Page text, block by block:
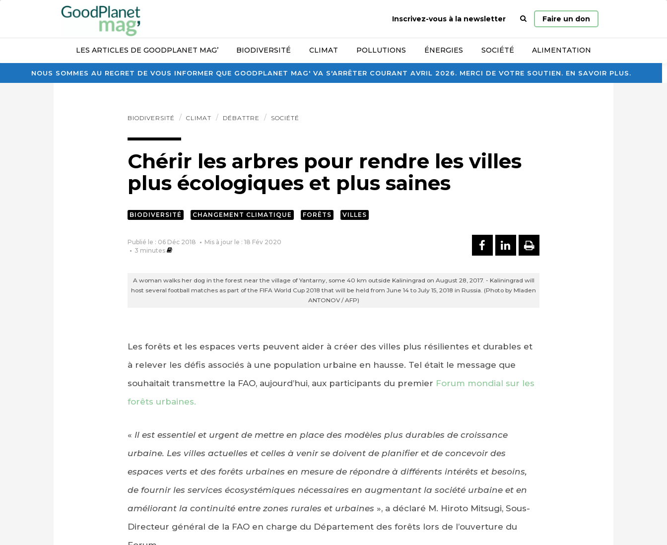
NOUS SOMMES AU REGRET DE VOUS INFORMER QUE GOODPLANET MAG' VA S'ARRÊTER COURANT AVRIL 2026. MERCI DE VOTRE SOUTIEN. EN SAVOIR PLUS.
Inscrivez-vous à la newsletter
Page
d’accueil
Faire un don
LES ARTICLES DE GOODPLANET MAG’ BIODIVERSITÉ CLIMAT POLLUTIONS ÉNERGIES SOCIÉTÉ ALIMENTATION
BIODIVERSITÉ CLIMAT DÉBATTRE SOCIÉTÉ
Chérir les arbres pour rendre les villes
plus écologiques et plus saines
BIODIVERSITÉ CHANGEMENT CLIMATIQUE FORÊTS VILLES
Publié le : 06 Déc 2018
Mis à jour le : 18 Fév 2020
3 minutes
PARTAGER SUR FACEBOOK
PARTAGER SUR
IMPRIMER
A woman walks her dog in the forest near the village of Yantarny, some 40 km outside Kaliningrad on August 28, 2017. - Kaliningrad will
host several football matches as part of the FIFA World Cup 2018 that will be held from June 14 to July 15, 2018 in Russia. (Photo by Mladen
ANTONOV / AFP)
Les forêts et les espaces verts peuvent aider à créer des villes plus résilientes et durables et
à relever les défis associés à une population urbaine en hausse. Tel était le message que
souhaitait transmettre la FAO, aujourd’hui, aux participants du premier Forum mondial sur les
forêts urbaines.
« Il est essentiel et urgent de mettre en place des modèles plus durables de croissance
urbaine. Les villes actuelles et celles à venir se doivent de planifier et de concevoir des
espaces verts et des forêts urbaines en mesure de répondre à différents intérêts et besoins,
de fournir les services écosystémiques nécessaires en augmentant la société urbaine et en
améliorant la continuité entre zones rurales et urbaines », a déclaré M. Hiroto Mitsugi, Sous-
Directeur général de la FAO en charge du Département des forêts lors de l’ouverture du